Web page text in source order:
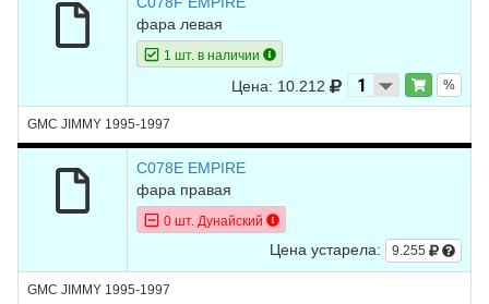
фара левая
1 шт. в наличии
Цена: 10.212 %
GMC JIMMY 1995-1997
C078E EMPIRE
фара правая
0 шт. Дунайский
Цена устарела: 9.255
GMC JIMMY 1995-1997